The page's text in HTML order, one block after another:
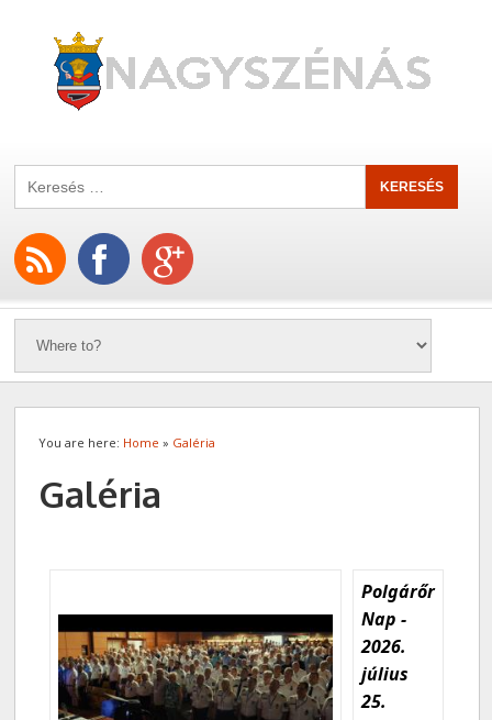
You are here: Home » Galéria
Galéria
Polgárőr
Nap -
2026.
július
25.